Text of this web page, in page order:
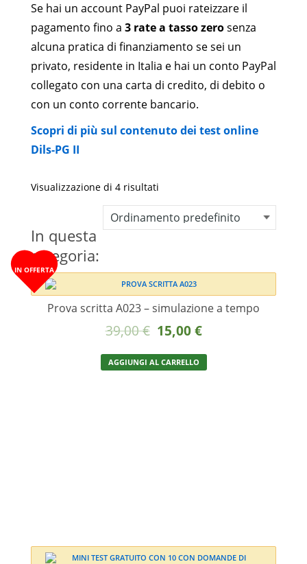
Se hai un account PayPal puoi rateizzare il
pagamento fino a 3 rate a tasso zerosenza
alcuna pratica di finanziamento se sei un
privato, residente in Italia e hai un conto PayPal
collegato con una carta di credito, di debito o
con un conto corrente bancario.
Scopri di più sul contenuto dei test online
Dils-PG II
Visualizzazione di 4 risultati
In questa
categoria:
IN OFFERTA
Prova scritta A023 – simulazione a tempo
39,00€ Il
originale
15,00€Il
attuale
AGGIUNGI AL CARRELLO